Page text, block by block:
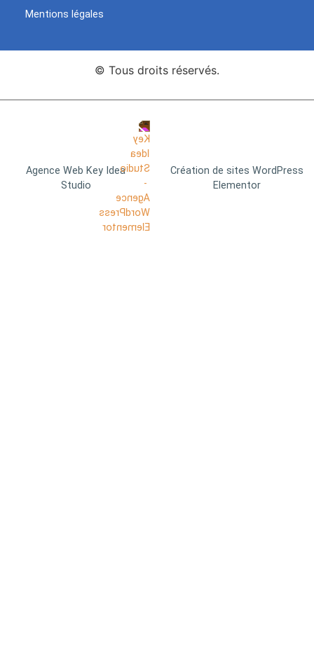
Mentions légales
© Tous droits réservés.
Agence Web Key Idea
Studio
Création de sites WordPress
Elementor